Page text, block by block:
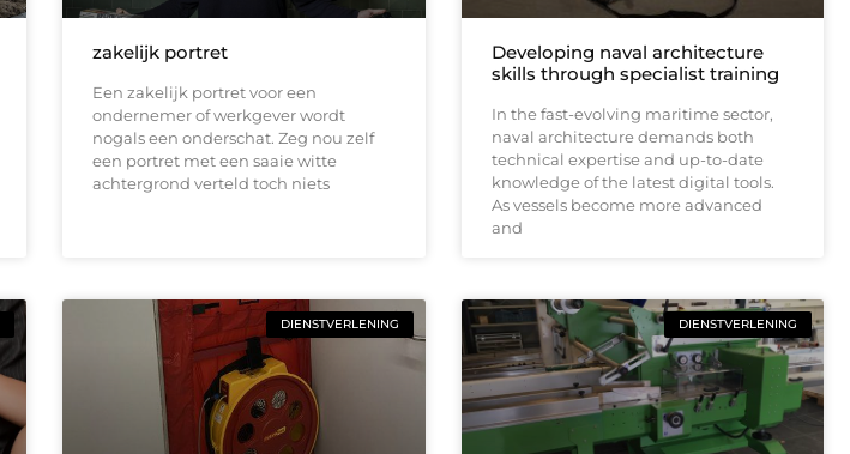
zakelijk portret
Een zakelijk portret voor een
ondernemer of werkgever wordt
nogals een onderschat. Zeg nou zelf
een portret met een saaie witte
achtergrond verteld toch niets
Developing naval architecture
skills through specialist training
In the fast-evolving maritime sector,
naval architecture demands both
technical expertise and up-to-date
knowledge of the latest digital tools.
As vessels become more advanced
and
DIENSTVERLENING DIENSTVERLENING